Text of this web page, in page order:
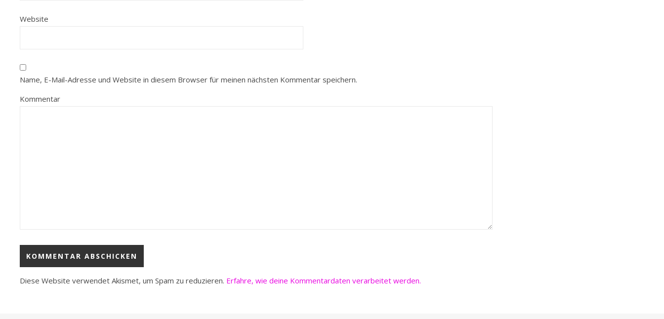
Website
Name, E-Mail-Adresse und Website in diesem Browser für meinen nächsten Kommentar speichern.
Kommentar
Diese Website verwendet Akismet, um Spam zu reduzieren. Erfahre, wie deine Kommentardaten verarbeitet werden.